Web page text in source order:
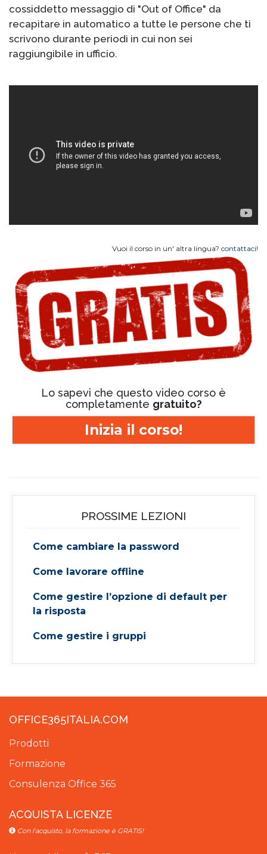
cossiddetto messaggio di "Out of Office" da
recapitare in automatico a tutte le persone che ti
scrivono durante periodi in cui non sei
raggiungibile in ufficio.
Vuoi il corso in un' altra lingua? contattaci!
Lo sapevi che questo video corso è
completamente gratuito?
Inizia il corso!
PROSSIME LEZIONI
Come cambiare la password
Come lavorare offline
Come gestire l’opzione di default per
la risposta
Come gestire i gruppi
OFFICE365ITALIA.COM
Prodotti
Formazione
Consulenza Office 365
ACQUISTA LICENZE
Con l'acquisto, la formazione è GRATIS!